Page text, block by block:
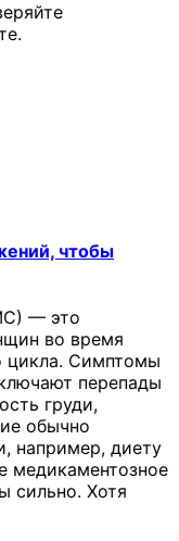
чтобы
— это
во время
цикла. Симптомы
перепады
груди,
обычно
например, диету
медикаментозное
сильно. Хотя